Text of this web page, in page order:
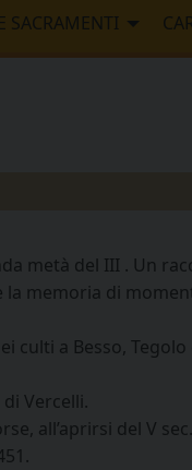
SACRAMENTI
metà del III . Un
la memoria di
culti a Besso,
Vercelli.
all’aprirsi del V